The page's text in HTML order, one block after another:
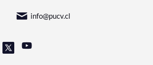
info@pucv.cl